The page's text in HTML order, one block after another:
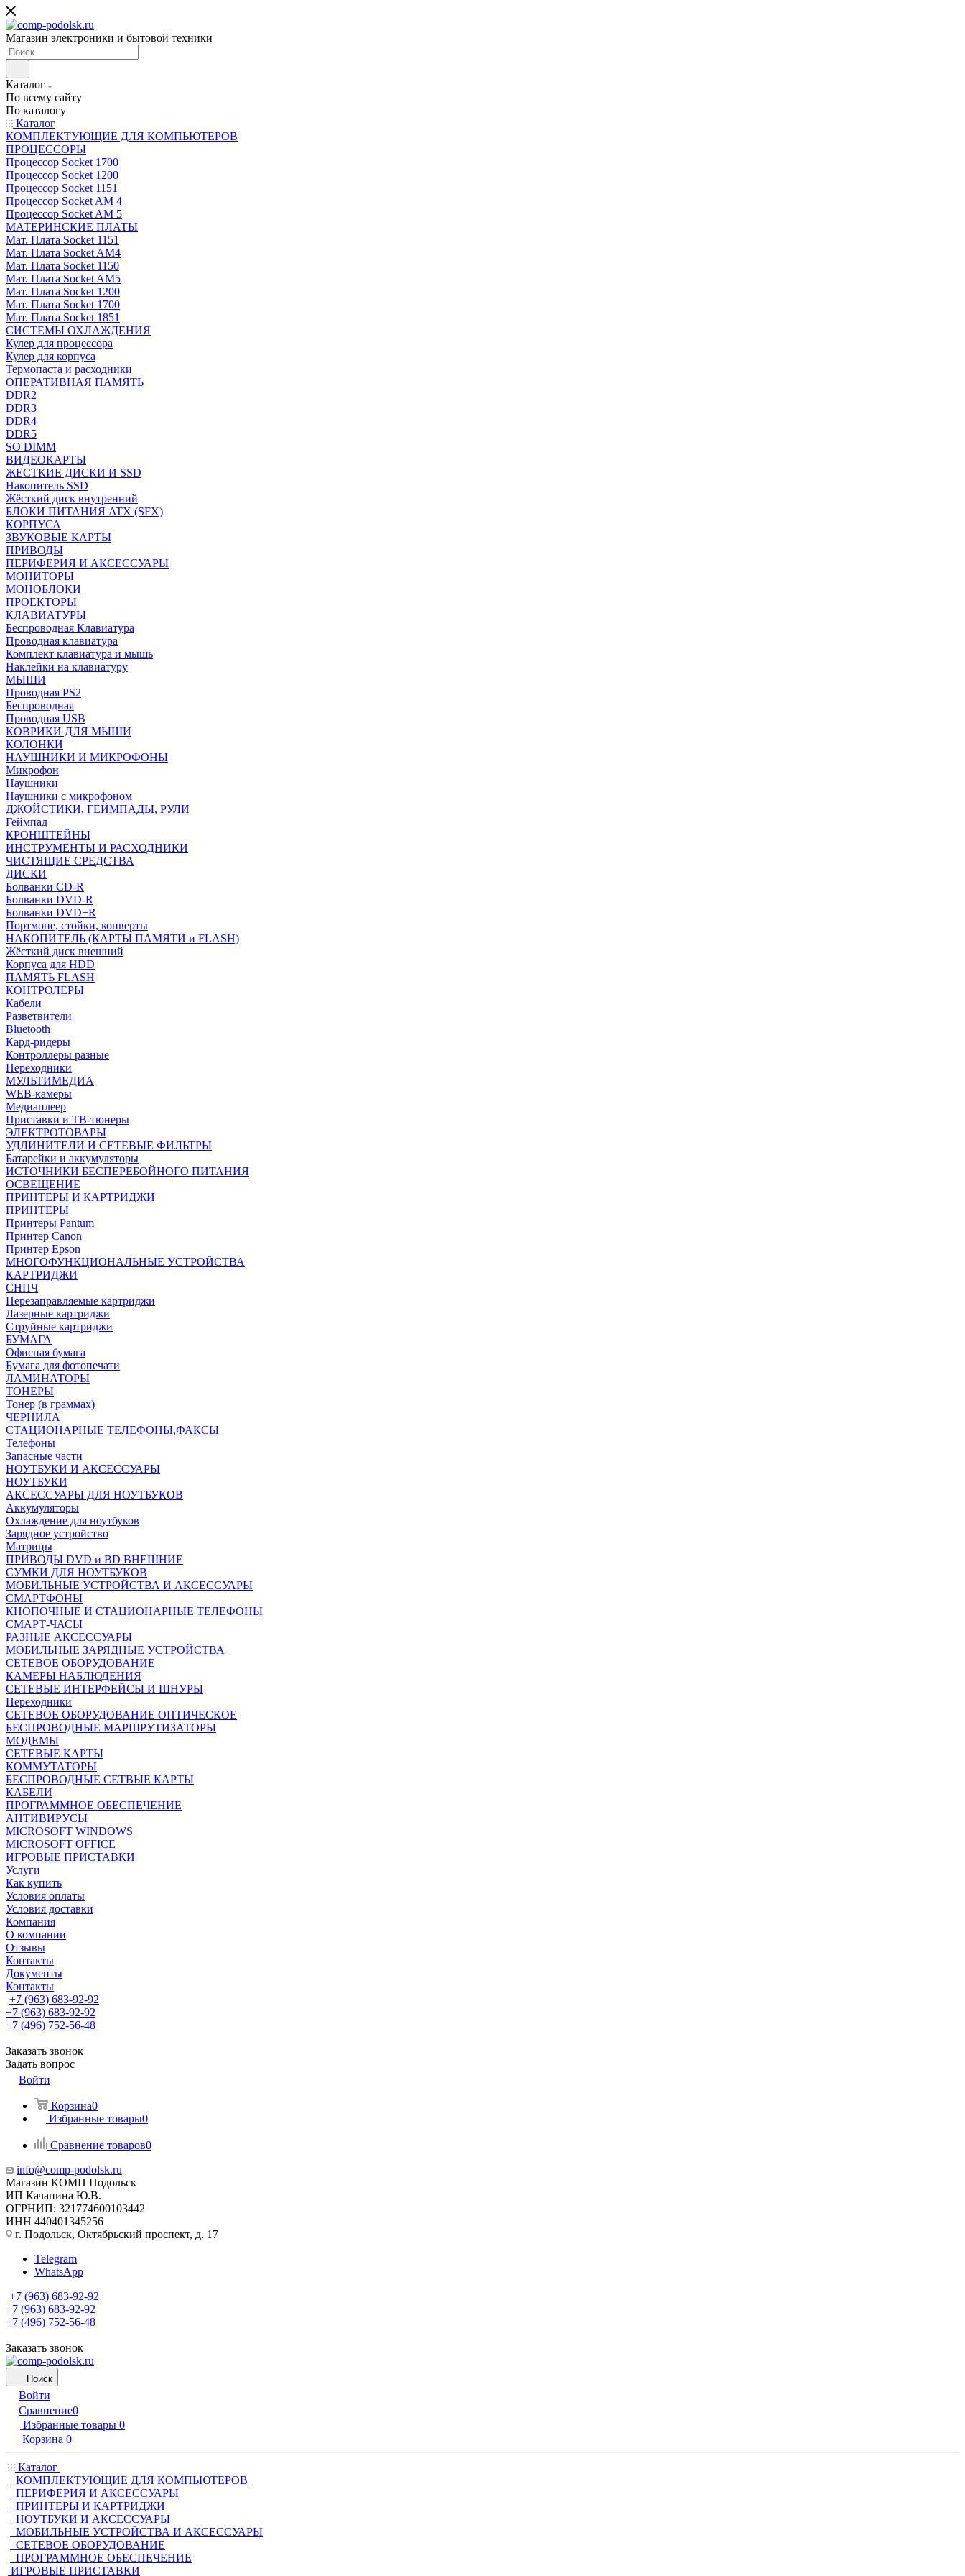
Магазин электроники и бытовой техники
Каталог
По всему сайту
По каталогу
Каталог
КОМПЛЕКТУЮЩИЕ ДЛЯ КОМПЬЮТЕРОВ
ПРОЦЕССОРЫ
Процессор Socket 1700
Процессор Socket 1200
Процессор Socket 1151
Процессор Socket AM 4
Процессор Socket AM 5
МАТЕРИНСКИЕ ПЛАТЫ
Мат. Плата Socket 1151
Мат. Плата Socket AM4
Мат. Плата Socket 1150
Мат. Плата Socket AM5
Мат. Плата Socket 1200
Мат. Плата Socket 1700
Мат. Плата Socket 1851
СИСТЕМЫ ОХЛАЖДЕНИЯ
Кулер для процессора
Кулер для корпуса
Термопаста и расходники
ОПЕРАТИВНАЯ ПАМЯТЬ
DDR2
DDR3
DDR4
DDR5
SO DIMM
ВИДЕОКАРТЫ
ЖЕСТКИЕ ДИСКИ И SSD
Накопитель SSD
Жёсткий диск внутренний
БЛОКИ ПИТАНИЯ ATX (SFX)
КОРПУСА
ЗВУКОВЫЕ КАРТЫ
ПРИВОДЫ
ПЕРИФЕРИЯ И АКСЕССУАРЫ
МОНИТОРЫ
МОНОБЛОКИ
ПРОЕКТОРЫ
КЛАВИАТУРЫ
Беспроводная Клавиатура
Проводная клавиатура
Комплект клавиатура и мышь
Наклейки на клавиатуру
МЫШИ
Проводная PS2
Беспроводная
Проводная USB
КОВРИКИ ДЛЯ МЫШИ
КОЛОНКИ
НАУШНИКИ И МИКРОФОНЫ
Микрофон
Наушники
Наушники с микрофоном
ДЖОЙСТИКИ, ГЕЙМПАДЫ, РУЛИ
Геймпад
КРОНШТЕЙНЫ
ИНСТРУМЕНТЫ И РАСХОДНИКИ
ЧИСТЯЩИЕ СРЕДСТВА
ДИСКИ
Болванки CD-R
Болванки DVD-R
Болванки DVD+R
Портмоне, стойки, конверты
НАКОПИТЕЛЬ (КАРТЫ ПАМЯТИ и FLASH)
Жёсткий диск внешний
Корпуса для HDD
ПАМЯТЬ FLASH
КОНТРОЛЕРЫ
Кабели
Разветвители
Bluetooth
Кард-ридеры
Контроллеры разные
Переходники
МУЛЬТИМЕДИА
WEB-камеры
Медиаплеер
Приставки и ТВ-тюнеры
ЭЛЕКТРОТОВАРЫ
УДЛИНИТЕЛИ И СЕТЕВЫЕ ФИЛЬТРЫ
Батарейки и аккумуляторы
ИСТОЧНИКИ БЕСПЕРЕБОЙНОГО ПИТАНИЯ
ОСВЕЩЕНИЕ
ПРИНТЕРЫ И КАРТРИДЖИ
ПРИНТЕРЫ
Принтеры Pantum
Принтер Canon
Принтер Epson
МНОГОФУНКЦИОНАЛЬНЫЕ УСТРОЙСТВА
КАРТРИДЖИ
СНПЧ
Перезаправляемые картриджи
Лазерные картриджи
Струйные картриджи
БУМАГА
Офисная бумага
Бумага для фотопечати
ЛАМИНАТОРЫ
ТОНЕРЫ
Тонер (в граммах)
ЧЕРНИЛА
СТАЦИОНАРНЫЕ ТЕЛЕФОНЫ,ФАКСЫ
Телефоны
Запасные части
НОУТБУКИ И АКСЕССУАРЫ
НОУТБУКИ
АКСЕССУАРЫ ДЛЯ НОУТБУКОВ
Аккумуляторы
Охлаждение для ноутбуков
Зарядное устройство
Матрицы
ПРИВОДЫ DVD и BD ВНЕШНИЕ
СУМКИ ДЛЯ НОУТБУКОВ
МОБИЛЬНЫЕ УСТРОЙСТВА И АКСЕССУАРЫ
СМАРТФОНЫ
КНОПОЧНЫЕ И СТАЦИОНАРНЫЕ ТЕЛЕФОНЫ
СМАРТ-ЧАСЫ
РАЗНЫЕ АКСЕССУАРЫ
МОБИЛЬНЫЕ ЗАРЯДНЫЕ УСТРОЙСТВА
СЕТЕВОЕ ОБОРУДОВАНИЕ
КАМЕРЫ НАБЛЮДЕНИЯ
СЕТЕВЫЕ ИНТЕРФЕЙСЫ И ШНУРЫ
Переходники
СЕТЕВОЕ ОБОРУДОВАНИЕ ОПТИЧЕСКОЕ
БЕСПРОВОДНЫЕ МАРШРУТИЗАТОРЫ
МОДЕМЫ
СЕТЕВЫЕ КАРТЫ
КОММУТАТОРЫ
БЕСПРОВОДНЫЕ СЕТВЫЕ КАРТЫ
КАБЕЛИ
ПРОГРАММНОЕ ОБЕСПЕЧЕНИЕ
АНТИВИРУСЫ
MICROSOFT WINDOWS
MICROSOFT OFFICE
ИГРОВЫЕ ПРИСТАВКИ
Услуги
Как купить
Условия оплаты
Условия доставки
Компания
О компании
Отзывы
Контакты
Документы
Контакты
+7 (963) 683-92-92
+7 (963) 683-92-92
+7 (496) 752-56-48
Заказать звонок
Задать вопрос
Войти
Корзина0
Избранные товары0
Сравнение товаров0
info@comp-podolsk.ru
Магазин КОМП Подольск
ИП Качапина Ю.В.
ОГРНИП: 321774600103442
ИНН 440401345256
г. Подольск, Октябрьский проспект, д. 17
Telegram
WhatsApp
+7 (963) 683-92-92
+7 (963) 683-92-92
+7 (496) 752-56-48
Заказать звонок
Поиск
Войти
Сравнение0
Избранные товары 0
Корзина 0
Каталог
КОМПЛЕКТУЮЩИЕ ДЛЯ КОМПЬЮТЕРОВ
ПЕРИФЕРИЯ И АКСЕССУАРЫ
ПРИНТЕРЫ И КАРТРИДЖИ
НОУТБУКИ И АКСЕССУАРЫ
МОБИЛЬНЫЕ УСТРОЙСТВА И АКСЕССУАРЫ
СЕТЕВОЕ ОБОРУДОВАНИЕ
ПРОГРАММНОЕ ОБЕСПЕЧЕНИЕ
ИГРОВЫЕ ПРИСТАВКИ